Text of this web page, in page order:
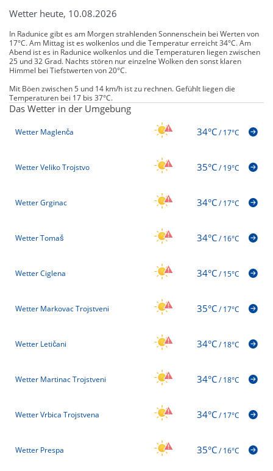
Wetter heute, 10.08.2026
In Radunice gibt es am Morgen strahlenden Sonnenschein bei Werten von
17°C. Am Mittag ist es wolkenlos und die Temperatur erreicht 34°C. Am
Abend ist es in Radunice wolkenlos und die Temperaturen liegen zwischen
25 und 32 Grad. Nachts stören nur einzelne Wolken den sonst klaren
Himmel bei Tiefstwerten von 20°C.
Mit Böen zwischen 5 und 14 km/h ist zu rechnen. Gefühlt liegen die
Temperaturen bei 17 bis 37°C.
Das Wetter in der Umgebung
Wetter Maglenča 34°C/17°C
Wetter Veliko Trojstvo 35°C/19°C
Wetter Grginac 34°C/17°C
Wetter Tomaš 34°C/16°C
Wetter Ciglena 34°C/15°C
Wetter Markovac Trojstveni 35°C/17°C
Wetter Letičani 34°C/18°C
Wetter Martinac Trojstveni 34°C/18°C
Wetter Vrbica Trojstvena 34°C/17°C
Wetter Prespa 35°C/16°C